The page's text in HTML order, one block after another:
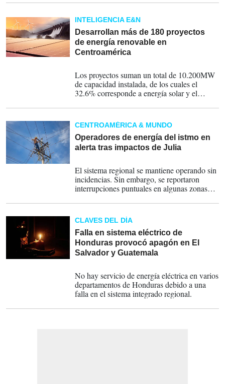
y variabilidad y que no garantiza energía
firme y en condiciones de clima adverso
pone en riesgo el suministro, advierte el
EOR.
INTELIGENCIA E&N
Desarrollan más de 180 proyectos
de energía renovable en
Centroamérica
Los proyectos suman un total de 10.200MW
de capacidad instalada, de los cuales el
32.6% corresponde a energía solar y el
Regional.
CENTROAMÉRICA & MUNDO
Operadores de energía del istmo en
alerta tras impactos de Julia
El sistema regional se mantiene operando sin
incidencias. Sin embargo, se reportaron
interrupciones puntuales en algunas zonas
CLAVES DEL DÍA
Falla en sistema eléctrico de
Honduras provocó apagón en El
Salvador y Guatemala
No hay servicio de energía eléctrica en varios
departamentos de Honduras debido a una
falla en el sistema integrado regional.